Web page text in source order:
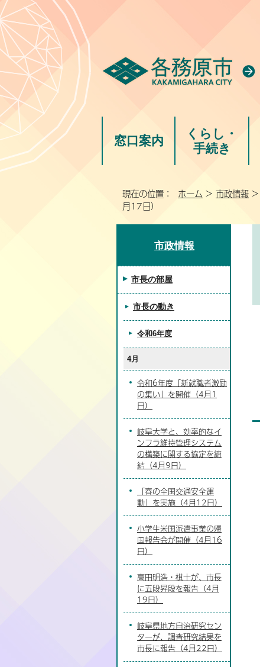
窓口案内
くらし・
手続き
現在の位置： ホーム > 市政情報 >
月17日）
市政情報
市長の部屋
市長の動き
令和6年度
4月
令和6年度「新就職者激励
の集い」を開催（4月1
日）
岐阜大学と、効率的なイ
ンフラ維持管理システム
の構築に関する協定を締
結（4月9日）
「春の全国交通安全運
動」を実施（4月12日）
小学生米国派遣事業の帰
国報告会が開催（4月16
日）
高田明浩・棋士が、市長
に五段昇段を報告（4月
19日）
岐阜県地方自治研究セン
ターが、調査研究結果を
市長に報告（4月22日）